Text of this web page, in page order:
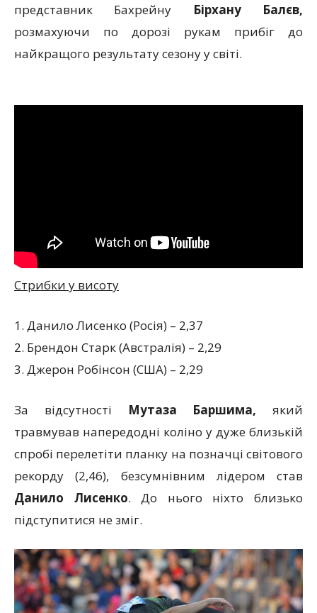
представник Бахрейну
Бірхану Балєв,
розмахуючи по дорозі рукам прибіг до
найкращого результату сезону у світі.
Стрибки у висоту
1. Данило Лисенко (Росія) – 2,37
2. Брендон Старк (Австралія) – 2,29
3. Джерон Робінсон (США) – 2,29
За відсутності Мутаза Баршима, який
травмував напередодні коліно у дуже близькій
спробі перелетіти планку на позначці світового
рекорду (2,46), безсумнівним лідером став
Данило Лисенко. До нього ніхто близько
підступитися не зміг.